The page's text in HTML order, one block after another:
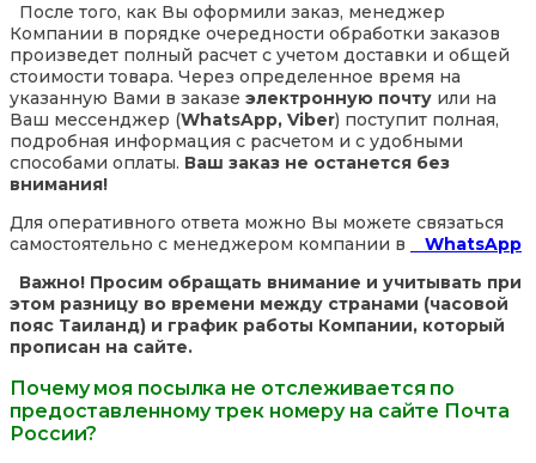
После того, как Вы оформили заказ, менеджер
Компании в порядке очередности обработки заказов
произведет полный расчет с учетом доставки и общей
стоимости товара. Через определенное время на
указанную Вами в заказе электронную почту или на
Ваш мессенджер (WhatsApp, Viber) поступит полная,
подробная информация с расчетом и с удобными
способами оплаты. Ваш заказ не останется без
внимания!
Для оперативного ответа можно Вы можете связаться
самостоятельно с менеджером компании в
WhatsApp
Важно! Просим обращать внимание и учитывать при
этом разницу во времени между странами (часовой
пояс Таиланд) и график работы Компании, который
прописан на сайте.
Почему моя посылка не отслеживается по
предоставленному трек номеру на сайте Почта
России?